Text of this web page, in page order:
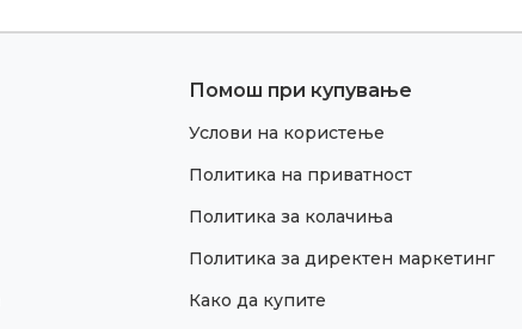
Помош при купување
Услови на користење
Политика на приватност
Политика за колачиња
Политика за директен маркетинг
Како да купите